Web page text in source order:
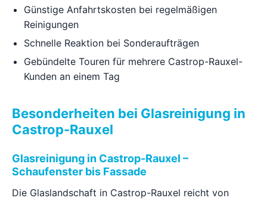
Günstige Anfahrtskosten bei regelmäßigen
Reinigungen
Schnelle Reaktion bei Sonderaufträgen
Gebündelte Touren für mehrere Castrop-Rauxel-
Kunden an einem Tag
Besonderheiten bei Glasreinigung in
Castrop-Rauxel
Glasreinigung in Castrop-Rauxel –
Schaufenster bis Fassade
Die Glaslandschaft in Castrop-Rauxel reicht von